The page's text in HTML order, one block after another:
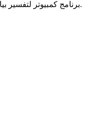
برنامج كمبيوتر لتفسير بيانات عداد الوقود لإكمال نظام التقييم.